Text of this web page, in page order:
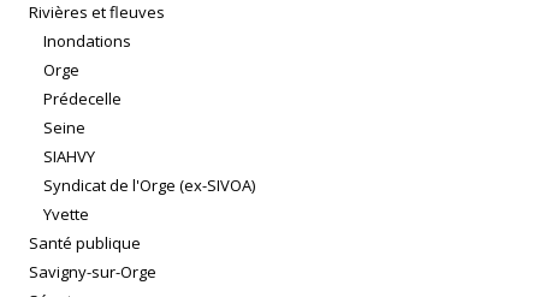
Rivières et fleuves
Inondations
Orge
Prédecelle
Seine
SIAHVY
Syndicat de l'Orge (ex-SIVOA)
Yvette
Santé publique
Savigny-sur-Orge